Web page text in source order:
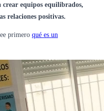
crear equipos equilibrados,
relaciones positivas.
primero qué es un